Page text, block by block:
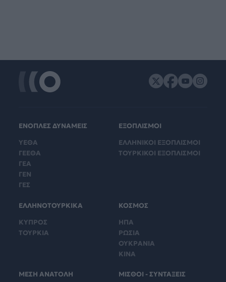
ΕΝΟΠΛΕΣ ΔΥΝΑΜΕΙΣ
ΥΕΘΑ
ΓΕΕΘΑ
ΓΕΑ
ΓΕΝ
ΓΕΣ
ΕΞΟΠΛΙΣΜΟΙ
ΕΛΛΗΝΙΚΟΙ ΕΞΟΠΛΙΣΜΟΙ
ΤΟΥΡΚΙΚΟΙ ΕΞΟΠΛΙΣΜΟΙ
ΕΛΛΗΝΟΤΟΥΡΚΙΚΑ
ΚΥΠΡΟΣ
ΤΟΥΡΚΙΑ
ΚΟΣΜΟΣ
ΗΠΑ
ΡΩΣΙΑ
ΟΥΚΡΑΝΙΑ
ΚΙΝΑ
ΜΕΣΗ ΑΝΑΤΟΛΗ ΜΙΣΘΟΙ - ΣΥΝΤΑΞΕΙΣ